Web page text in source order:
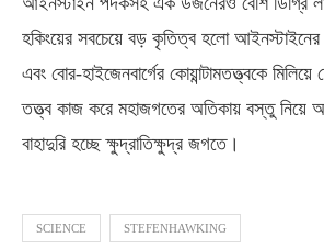
হকিংয়ের সবচেয়ে বড় কৃতিত্ব হলো আইনস্টাইনের
এবং বোর-হাইজেনবার্গের কোয়ান্টামতত্ত্বকে
তত্ত্ব কাজ করে মহাজগতের অতিকায় বস্তু নিয়ে
বাহাদুরি হচ্ছে ক্ষুদ্রাতিক্ষুদ্র জগতে।
SCIENCE STEFENHAWKING